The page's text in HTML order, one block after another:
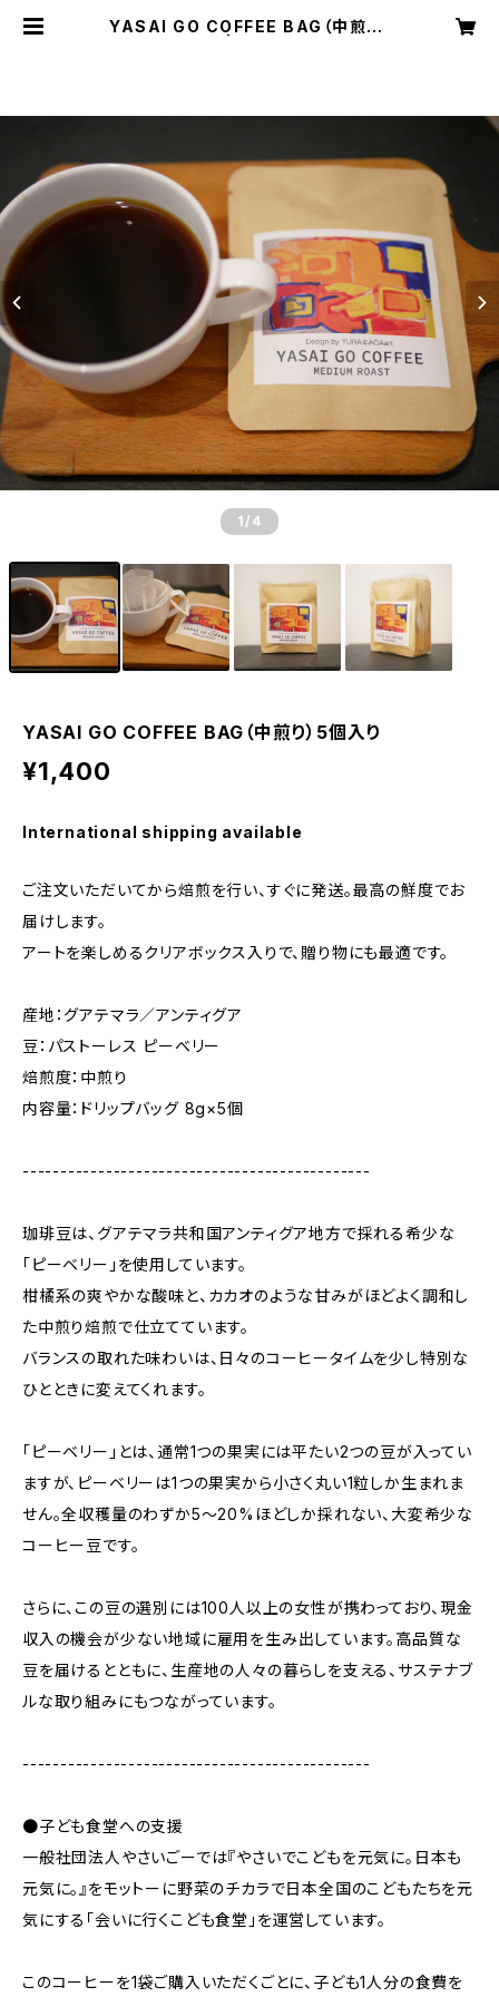
YASAI GO COFFEE BAG（中煎り）
1 /4
YASAI GO COFFEE BAG（中煎り）5個入り
¥1,400
International shipping available
ご注文いただいてから焙煎を行い、すぐに発送。最高の鮮度でお
届けします。
アートを楽しめるクリアボックス入りで、贈り物にも最適です。
産地：グアテマラ／アンティグア
豆：パストーレス ピーベリー
焙煎度：中煎り
内容量：ドリップバッグ 8g×5個
----------------------------------------------
珈琲豆は、グアテマラ共和国アンティグア地方で採れる希少な
「ピーベリー」を使用しています。
柑橘系の爽やかな酸味と、カカオのような甘みがほどよく調和し
た中煎り焙煎で仕立てています。
バランスの取れた味わいは、日々のコーヒータイムを少し特別な
ひとときに変えてくれます。
「ピーベリー」とは、通常1つの果実には平たい2つの豆が入ってい
ますが、ピーベリーは1つの果実から小さく丸い1粒しか生まれま
せん。全収穫量のわずか5〜20%ほどしか採れない、大変希少な
コーヒー豆です。
さらに、この豆の選別には100人以上の女性が携わっており、現金
収入の機会が少ない地域に雇用を生み出しています。高品質な
豆を届けるとともに、生産地の人々の暮らしを支える、サステナブ
ルな取り組みにもつながっています。
----------------------------------------------
●子ども食堂への支援
一般社団法人やさいごーでは『やさいでこどもを元気に。日本も
元気に。』をモットーに野菜のチカラで日本全国のこどもたちを元
気にする「会いに行くこども食堂」を運営しています。
このコーヒーを1袋ご購入いただくごとに、子ども1人分の食費を